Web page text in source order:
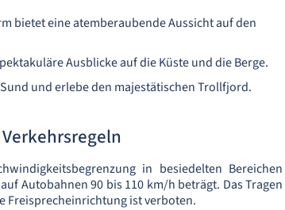
bietet eine atemberaubende Aussicht auf den
Ausblicke auf die Küste und die Berge.
und erlebe den majestätischen Trollfjord.
in besiedelten Bereichen
Autobahnen 90 bis 110 km/h beträgt. Das Tragen
Freisprecheinrichtung ist verboten.